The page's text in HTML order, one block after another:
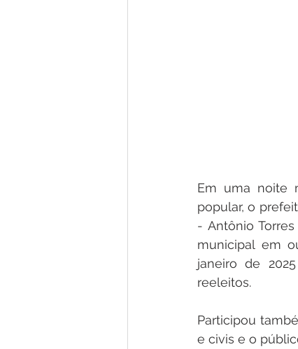
Em uma noite
popular, o
- Antônio
municipal em
janeiro de
reeleitos.
Participou
e civis e o